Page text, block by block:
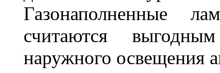
Газонаполненные
считаются
наружного освещения